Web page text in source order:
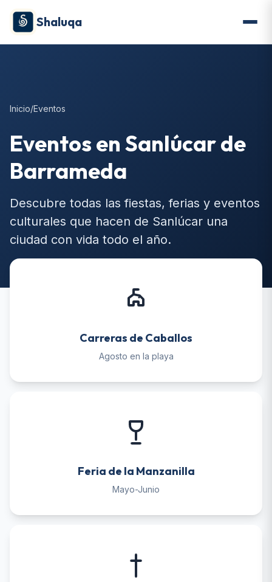
Shaluqa
Inicio/Eventos
Eventos en Sanlúcar de
Barrameda
Descubre todas las fiestas, ferias y eventos
culturales que hacen de Sanlúcar una
ciudad con vida todo el año.
Carreras de Caballos
Agosto en la playa
Feria de la Manzanilla
Mayo-Junio